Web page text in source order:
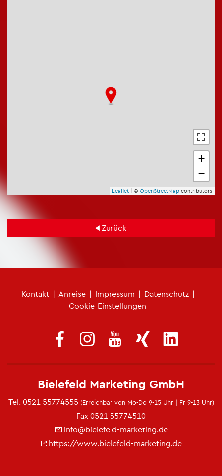
+
−
Leaf­let | © Open­Street­Map con­tri­bu­tors
Zu­rück
Kon­takt | An­rei­se | Im­pres­sum | Da­ten­schutz |
Coo­kie-Ein­stel­lun­gen
Bie­le­feld Mar­ke­ting GmbH
Tel. 0521 55774555 (Er­reich­bar von Mo-Do 9-15 Uhr | Fr 9-13 Uhr)
Fax 0521 55774510
info@​bielefeld-​marketing.​de
https://​www.​bielefeld-​marketing.​de